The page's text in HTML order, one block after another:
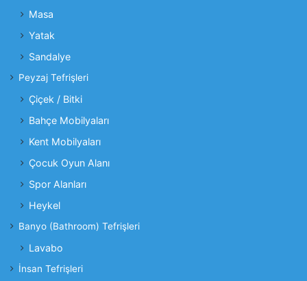
Masa
Yatak
Sandalye
Peyzaj Tefrişleri
Çiçek / Bitki
Bahçe Mobilyaları
Kent Mobilyaları
Çocuk Oyun Alanı
Spor Alanları
Heykel
Banyo (Bathroom) Tefrişleri
Lavabo
İnsan Tefrişleri